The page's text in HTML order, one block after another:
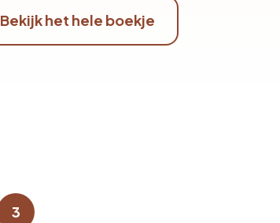
Bekijk het hele boekje
3